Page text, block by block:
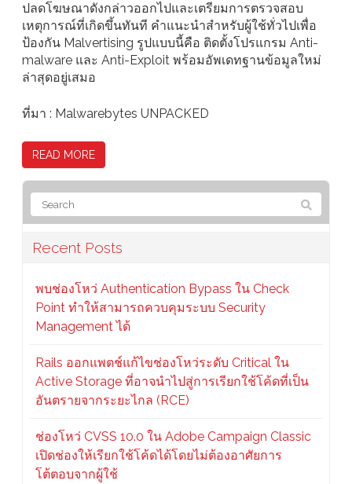
ปลดโฆษณาดังกล่าวออกไปและเตรียมการตรวจสอบ
เหตุการณ์ที่เกิดขึ้นทันที คำแนะนำสำหรับผู้ใช้ทั่วไปเพื่อ
ป้องกัน Malvertising รูปแบบนี้คือ ติดตั้งโปรแกรม Anti-
malware และ Anti-Exploit พร้อมอัพเดทฐานข้อมูลใหม่
ล่าสุดอยู่เสมอ
ที่มา : Malwarebytes UNPACKED
READ MORE
Recent Posts
พบช่องโหว่ Authentication Bypass ใน Check
Point ทำให้สามารถควบคุมระบบ Security
Management ได้
Rails ออกแพตช์แก้ไขช่องโหว่ระดับ Critical ใน
Active Storage ที่อาจนำไปสู่การเรียกใช้โค้ดที่เป็น
อันตรายจากระยะไกล (RCE)
ช่องโหว่ CVSS 10.0 ใน Adobe Campaign Classic
เปิดช่องให้เรียกใช้โค้ดได้โดยไม่ต้องอาศัยการ
โต้ตอบจากผู้ใช้